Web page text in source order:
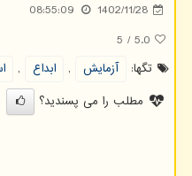
1402/11/28
08:55:09
5.0
/
5
تگها:
آزمایش , ابداع ,
مطلب را می پسندید؟